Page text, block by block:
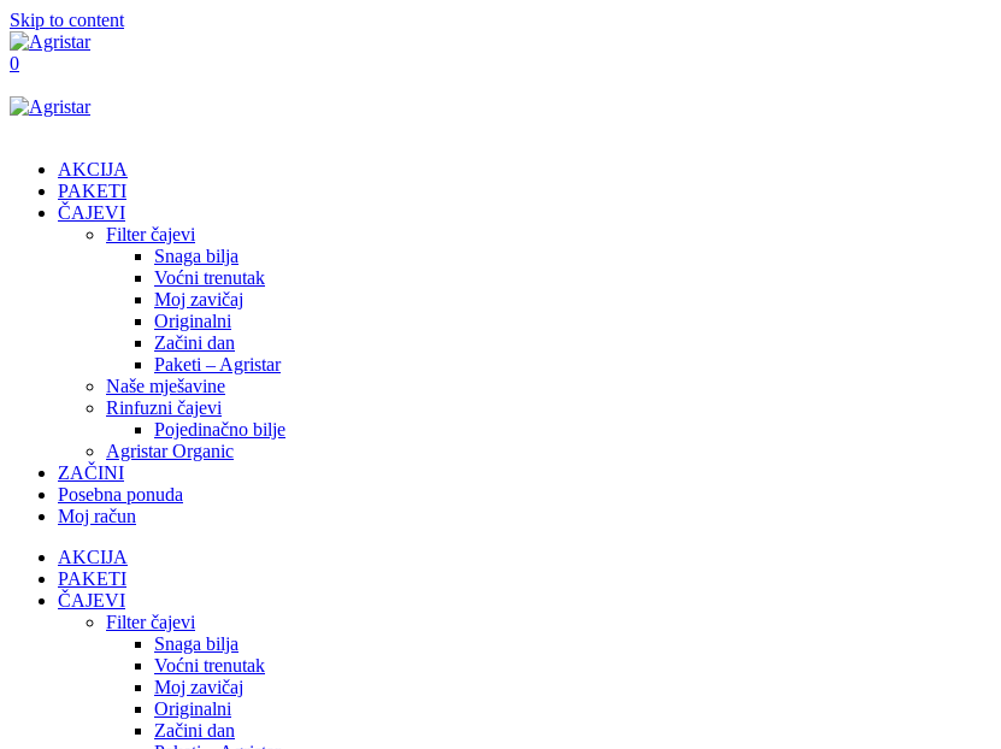
Skip to content
0
AKCIJA
PAKETI
ČAJEVI
Filter čajevi
Snaga bilja
Voćni trenutak
Moj zavičaj
Originalni
Začini dan
Paketi – Agristar
Naše mješavine
Rinfuzni čajevi
Pojedinačno bilje
Agristar Organic
ZAČINI
Posebna ponuda
Moj račun
AKCIJA
PAKETI
ČAJEVI
Filter čajevi
Snaga bilja
Voćni trenutak
Moj zavičaj
Originalni
Začini dan